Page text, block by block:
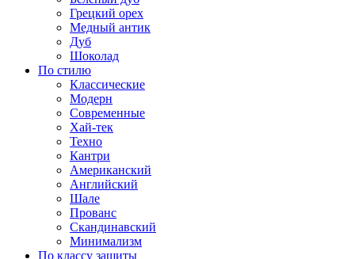
Грецкий орех
Медный антик
Дуб
Шоколад
По стилю
Классические
Модерн
Современные
Хай-тек
Техно
Кантри
Американский
Английский
Шале
Прованс
Скандинавский
Минимализм
По классу защиты